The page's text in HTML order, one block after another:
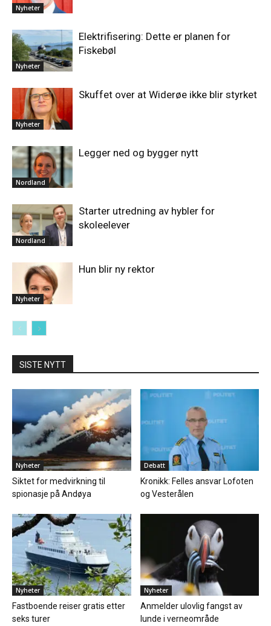
Nyheter
Nyheter
Elektrifisering: Dette er planen for
Fiskebøl
Nyheter
Skuffet over at Widerøe ikke blir styrket
Nordland
Legger ned og bygger nytt
Nordland
Starter utredning av hybler for
skoleelever
Nyheter
Hun blir ny rektor
SISTE NYTT
Nyheter
Siktet for medvirkning til
spionasje på Andøya
Debatt
Kronikk: Felles ansvar Lofoten
og Vesterålen
Nyheter
Fastboende reiser gratis etter
seks turer
Nyheter
Anmelder ulovlig fangst av
lunde i verneområde